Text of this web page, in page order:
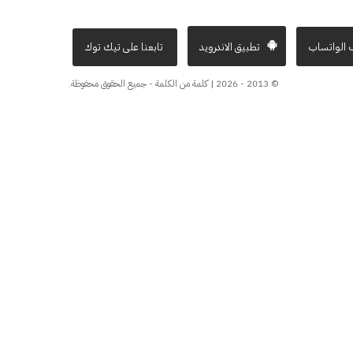
الواتساب تطبيق الاندرويد تابعنا على تيك توك
© 2013 - 2026 | كلمة من الكلمة - جميع الحقوق محفوظة.